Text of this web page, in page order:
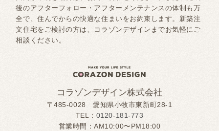
後のアフターフォロー・アフターメンテナンスの体制も万
全で、住んでからの快適な住まいをお約束します。新築注
文住宅をご検討の方は、コラゾンデザインまでお気軽にご
相談ください。
コラゾンデザイン株式会社
〒485-0028 愛知県小牧市東新町28-1
TEL： 0120-181-773
営業時間：AM10:00〜PM18:00